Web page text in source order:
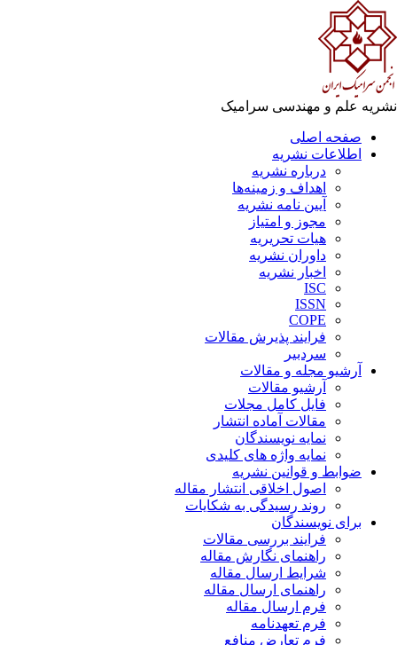
علم و مهندسی سرامیک
صفحه اصلی
اطلاعات نشریه
درباره نشریه
اهداف و زمینه‌ها
آیین نامه نشریه
مجوز و امتیاز
هیات تحریریه
داوران نشریه
اخبار نشریه
ISC
ISSN
COPE
فرایند پذیرش مقالات
سردبیر
آرشیو مجله و مقالات
آرشیو مقالات
فایل کامل مجلات
مقالات آماده انتشار
نمایه نویسندگان
نمایه واژه های کلیدی
ضوابط و قوانین نشریه
اصول اخلاقی انتشار مقاله
روند رسیدگی به شکایات
برای نویسندگان
فرایند بررسی مقالات
راهنمای نگارش مقاله
شرایط ارسال مقاله
راهنمای ارسال مقاله
فرم ارسال مقاله
فرم تعهدنامه
فرم تعارض منافع